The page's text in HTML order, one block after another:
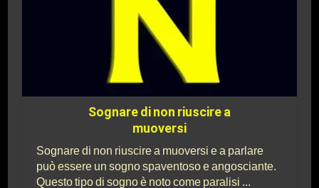
Sognare di non riuscire a
muoversi
Sognare di non riuscire a muoversi e a parlare
può essere un sogno spaventoso e angosciante.
Questo tipo di sogno è noto come paralisi ...